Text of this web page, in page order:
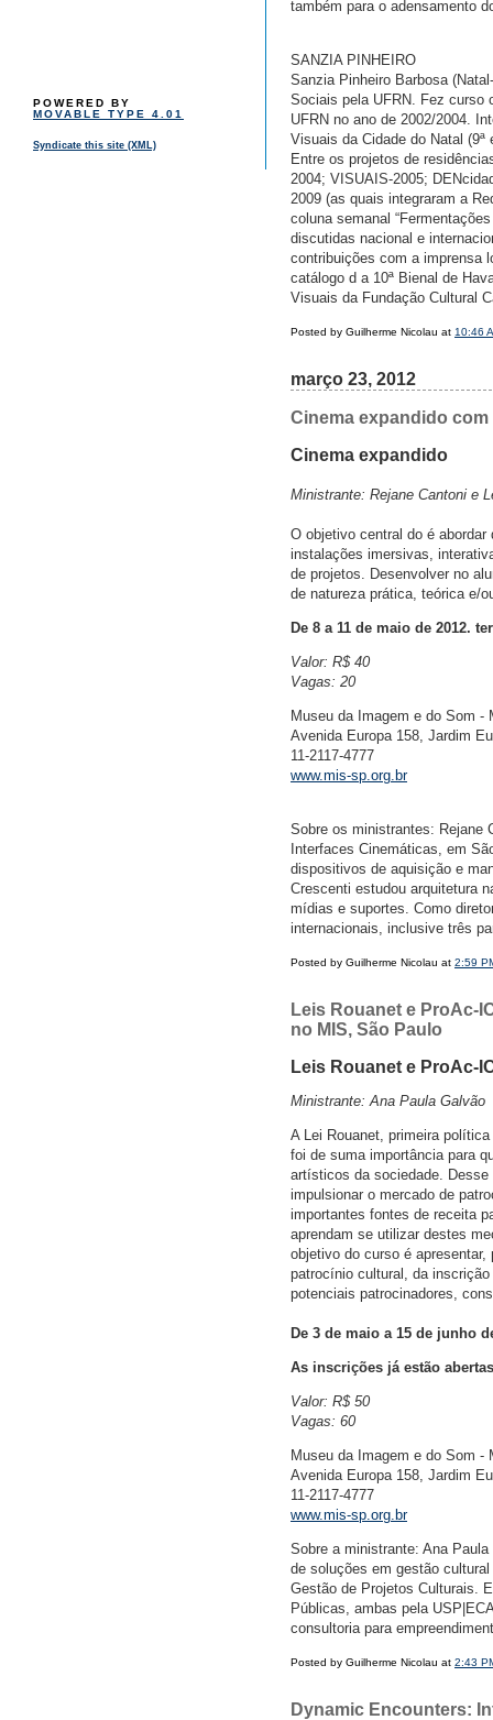
POWERED BY
MOVABLE TYPE 4.01
Syndicate this site (XML)
também para o adensamento
SANZIA PINHEIRO
Sanzia Pinheiro Barbosa
Sociais pela UFRN. Fez curso
UFRN no ano de 2002/2004.
Visuais da Cidade do Natal
Entre os projetos de
2004; VISUAIS-2005;
2009 (as quais integraram a
coluna semanal
discutidas nacional e
contribuições com a imprensa
catálogo d a 10ª Bienal de
Visuais da Fundação Cultural
Posted by Guilherme Nicolau at 10:46
março 23, 2012
Cinema expandido
Cinema expandido
Ministrante: Rejane Cantoni e
O objetivo central do é
instalações imersivas,
de projetos. Desenvolver no
de natureza prática, teórica e/
De 8 a 11 de maio de 2012.
Valor: R$ 40
Vagas: 20
Museu da Imagem e do Som -
Avenida Europa 158, Jardim
11-2117-4777
www.mis-sp.org.br
Sobre os ministrantes: Rejane
Interfaces Cinemáticas, em
dispositivos de aquisição e
Crescenti estudou arquitetura
mídias e suportes. Como
internacionais, inclusive três
Posted by Guilherme Nicolau at 2:59
Leis Rouanet e ProAc-
no MIS, São Paulo
Leis Rouanet e ProAc-
Ministrante: Ana Paula Galvão
A Lei Rouanet, primeira
foi de suma importância para
artísticos da sociedade.
impulsionar o mercado de
importantes fontes de receita
aprendam se utilizar destes
objetivo do curso é
patrocínio cultural, da
potenciais patrocinadores,
De 3 de maio a 15 de junho
As inscrições já estão
Valor: R$ 50
Vagas: 60
Museu da Imagem e do Som -
Avenida Europa 158, Jardim
11-2117-4777
www.mis-sp.org.br
Sobre a ministrante: Ana
de soluções em gestão
Gestão de Projetos Culturais.
Públicas, ambas pela
consultoria para
Posted by Guilherme Nicolau at 2:43
Dynamic Encounters: